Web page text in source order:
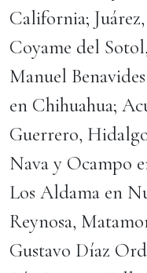
California;
Coyame del
Manuel
en Chihuahua;
Guerrero,
Nava y Ocampo
Los Aldama en
Reynosa,
Gustavo Díaz